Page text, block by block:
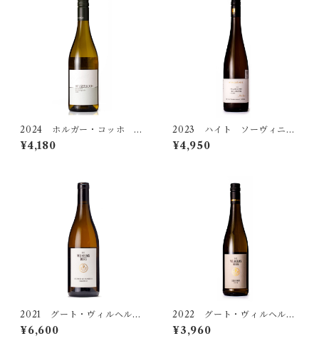
ホルガー・コッホ
マリー・メンガー・クルーク
ヨーゼフ・エーモーサー
ヨーゼフ・ピンペル
オッテンブライト
イム・ヴァイネック
2024 ホルガー・コッホ カ
イザーシュトゥール ヴァイ
スブルグンダー トロッケン
¥4,180
2023 ハイト ソーヴィニヨ
ン・ブラン フェルバッヒャ
ー ゴルトベルク トロッ
¥4,950
2021 グート・ヴィルヘルム
スベルク キッツィンガー
ヴィルヘルムスベルク ジル
¥6,600
2022 グート・ヴィルヘルム
スベルク ジルヴァーナー
トロッケン
¥3,960